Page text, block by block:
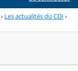
› Les actualités du CDI ›